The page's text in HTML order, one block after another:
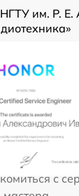
НГТУ им. Р. Е.
с